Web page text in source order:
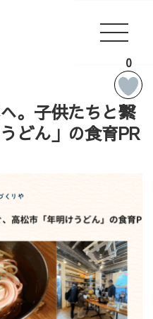
。子供たちと繋
どん」の食育PR
0